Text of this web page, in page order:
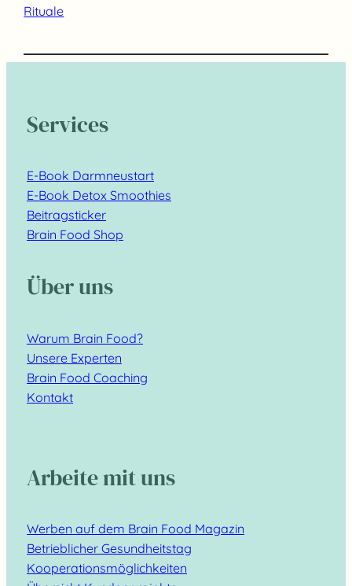
Rituale
Services
E-Book Darmneustart
E-Book Detox Smoothies
Beitragsticker
Brain Food Shop
Über uns
Warum Brain Food?
Unsere Experten
Brain Food Coaching
Kontakt
Arbeite mit uns
Werben auf dem Brain Food Magazin
Betrieblicher Gesundheitstag
Kooperationsmöglichkeiten